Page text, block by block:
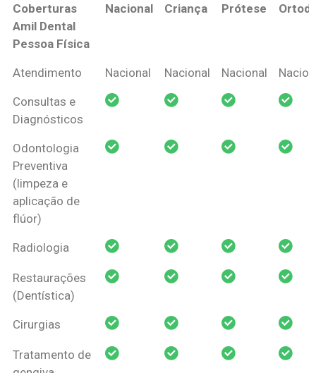
Coberturas
Amil Dental
Pessoa Física
Nacional Criança Prótese
Coberturas
Pessoa Física
Nacional Criança Prótese
Atendimento Nacional Nacional Nacional
Consultas e
Diagnósticos
Odontologia
Preventiva
(limpeza e
aplicação de
flúor)
Radiologia
Restaurações
(Dentística)
Cirurgias
Tratamento de